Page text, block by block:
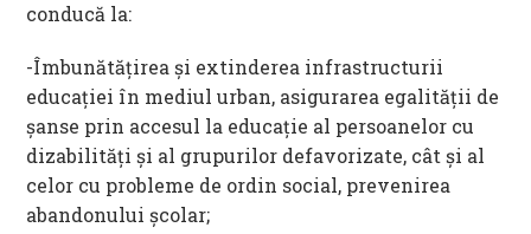
conducă la:
-Îmbunătăţirea şi extinderea infrastructurii
educaţiei în mediul urban, asigurarea egalităţii de
şanse prin accesul la educaţie al persoanelor cu
dizabilităţi şi al grupurilor defavorizate, cât şi al
celor cu probleme de ordin social, prevenirea
abandonului şcolar;